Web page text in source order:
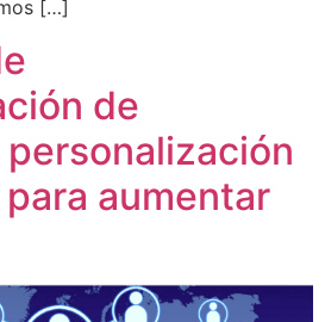
[…]
de
aumentar